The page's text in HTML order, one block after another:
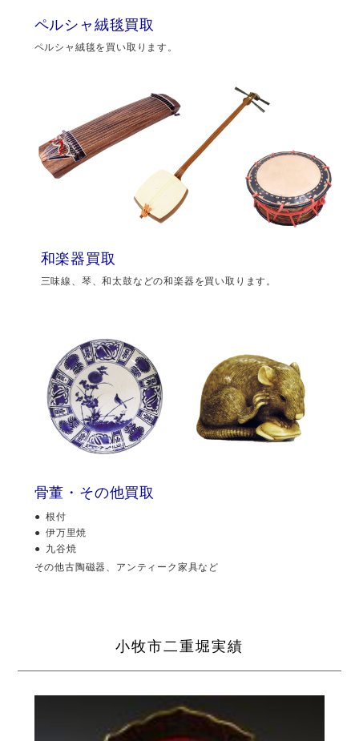
ペルシャ絨毯買取
ペルシャ絨毯を買い取ります。
和楽器買取
三味線、琴、和太鼓などの和楽器を買い取ります。
骨董・その他買取
根付
伊万里焼
九谷焼
その他古陶磁器、アンティーク家具など
小牧市二重堀実績